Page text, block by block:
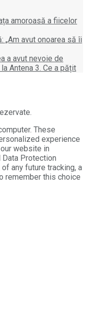
amoroasă a fiicelor
„Am avut onoarea să îi
a avut nevoie de
Antena 3. Ce a pățit
These
experience
website in
Data Protection
any future tracking, a
remember this choice